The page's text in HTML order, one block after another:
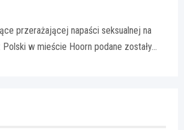
przerażającej napaści seksualnej na
w mieście Hoorn podane zostały…